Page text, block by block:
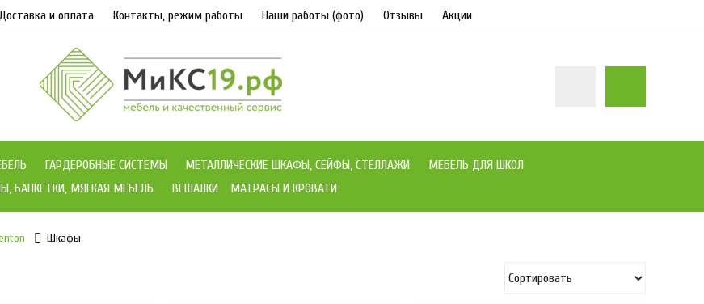
Доставка и оплата Контакты, режим работы Наши работы (фото) Отзывы Акции
ГАРДЕРОБНЫЕ СИСТЕМЫ МЕТАЛЛИЧЕСКИЕ ШКАФЫ, СЕЙФЫ, СТЕЛЛАЖИ
МЕБЕЛЬ ДЛЯ ШКОЛ
БАНКЕТКИ, МЯГКАЯ МЕБЕЛЬ
ВЕШАЛКИ МАТРАСЫ И КРОВАТИ
Шкафы